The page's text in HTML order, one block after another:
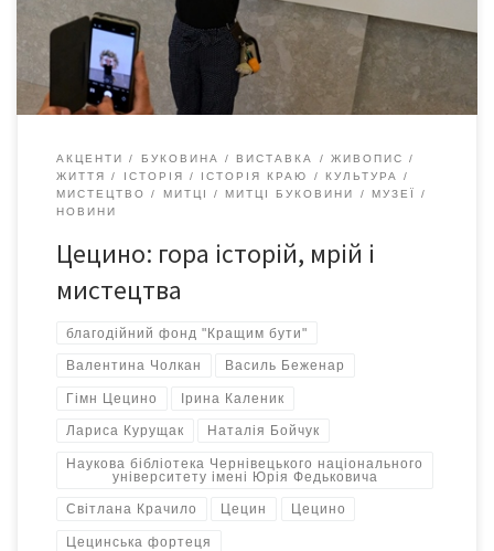
надихаючи митців та краєзнавців. Мистецький проєкт «Цецин,
Цецино, Цецина…» […]
АКЦЕНТИ БУКОВИНА ВИСТАВКА
ЖИВОПИС
ЖИТТЯ
ІСТОРІЯ ІСТОРІЯ КРАЮ
КУЛЬТУРА
МИСТЕЦТВО
МИТЦІ МИТЦІ БУКОВИНИ
МУЗЕЇ
НОВИНИ
Цецино: гора історій, мрій і
мистецтва
благодійний фонд "Кращим бути"
Валентина Чолкан Василь Беженар
Гімн Цецино Ірина Каленик
Лариса Курущак Наталія Бойчук
Наукова бібліотека Чернівецького національного
університету імені Юрія Федьковича
Світлана Крачило Цецин Цецино
Цецинська фортеця